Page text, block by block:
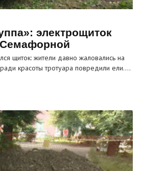
электрощиток
Семафорной
щиток: жители давно жаловались на
красоты тротуара повредили ели.…